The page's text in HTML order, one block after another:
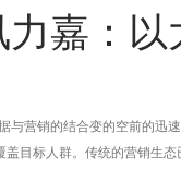
力嘉：以
与营销的结合变的空前的
目标人群。传统的营销生